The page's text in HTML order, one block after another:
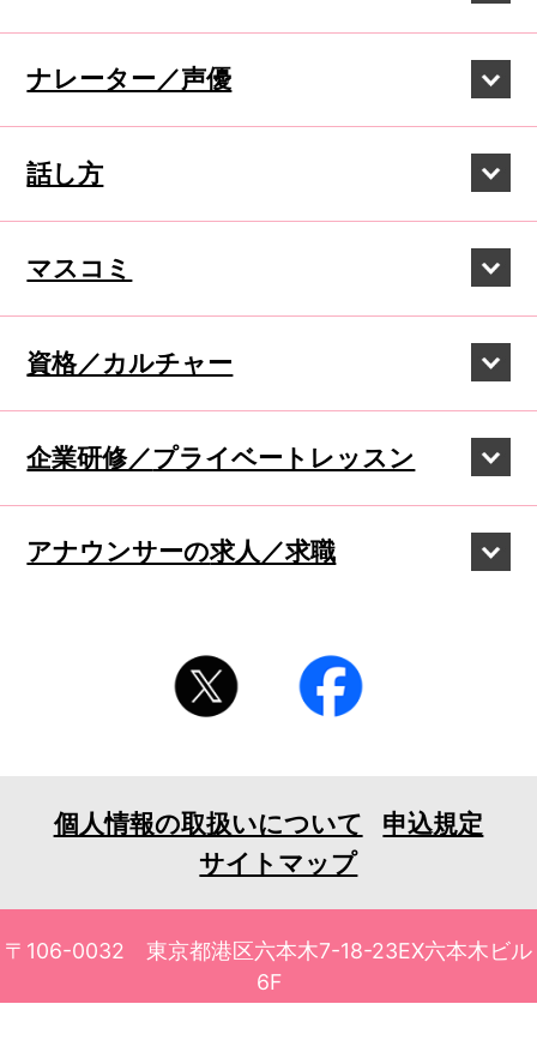
ナレーター／声優
話し方
マスコミ
資格／カルチャー
企業研修／プライベートレッスン
アナウンサーの求人／求職
個人情報の取扱いについて
申込規定
サイトマップ
〒106-0032 東京都港区六本木7-18-23EX六本木ビル
6F